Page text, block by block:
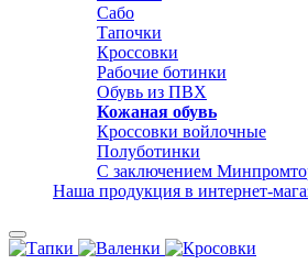
Сабо
Тапочки
Кроссовки
Рабочие ботинки
Обувь из ПВХ
Кожаная обувь
Кроссовки войлочные
Полуботинки
С заключением
Наша продукция в интернет-